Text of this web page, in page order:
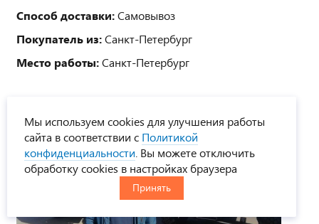
Способ доставки:Самовывоз
Покупатель из:Санкт-Петербург
Место работы:Санкт-Петербург
Мы используем cookies для улучшения работы
сайта в соответствии с Политикой
конфиденциальности . Вы можете отключить
обработку cookies в настройках браузера
Принять